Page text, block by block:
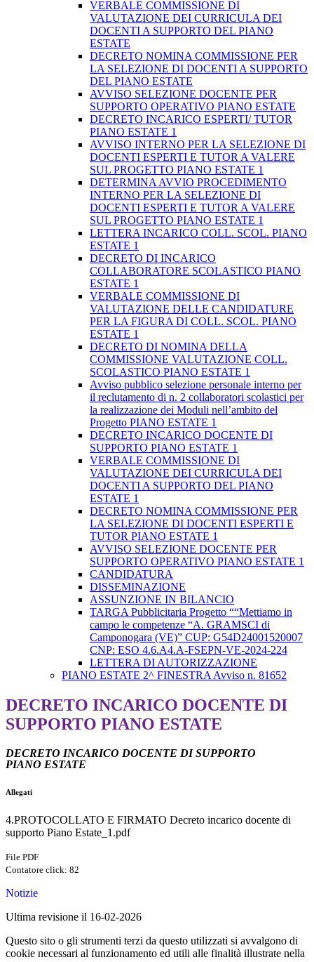
VERBALE COMMISSIONE DI
VALUTAZIONE DEI CURRICULA DEI
DOCENTI A SUPPORTO DEL PIANO
ESTATE
DECRETO NOMINA COMMISSIONE PER
LA SELEZIONE DI DOCENTI A SUPPORTO
DEL PIANO ESTATE
AVVISO SELEZIONE DOCENTE PER
SUPPORTO OPERATIVO PIANO ESTATE
DECRETO INCARICO ESPERTI/ TUTOR
PIANO ESTATE 1
AVVISO INTERNO PER LA SELEZIONE DI
DOCENTI ESPERTI E TUTOR A VALERE
SUL PROGETTO PIANO ESTATE 1
DETERMINA AVVIO PROCEDIMENTO
INTERNO PER LA SELEZIONE DI
DOCENTI ESPERTI E TUTOR A VALERE
SUL PROGETTO PIANO ESTATE 1
LETTERA INCARICO COLL. SCOL. PIANO
ESTATE 1
DECRETO DI INCARICO
COLLABORATORE SCOLASTICO PIANO
ESTATE 1
VERBALE COMMISSIONE DI
VALUTAZIONE DELLE CANDIDATURE
PER LA FIGURA DI COLL. SCOL. PIANO
ESTATE 1
DECRETO DI NOMINA DELLA
COMMISSIONE VALUTAZIONE COLL.
SCOLASTICO PIANO ESTATE 1
Avviso pubblico selezione personale interno per
il reclutamento di n. 2 collaboratori scolastici per
la realizzazione dei Moduli nell’ambito del
Progetto PIANO ESTATE 1
DECRETO INCARICO DOCENTE DI
SUPPORTO PIANO ESTATE 1
VERBALE COMMISSIONE DI
VALUTAZIONE DEI CURRICULA DEI
DOCENTI A SUPPORTO DEL PIANO
ESTATE 1
DECRETO NOMINA COMMISSIONE PER
LA SELEZIONE DI DOCENTI ESPERTI E
TUTOR PIANO ESTATE 1
AVVISO SELEZIONE DOCENTE PER
SUPPORTO OPERATIVO PIANO ESTATE 1
CANDIDATURA
DISSEMINAZIONE
ASSUNZIONE IN BILANCIO
TARGA Pubblicitaria Progetto ““Mettiamo in
campo le competenze “A. GRAMSCI di
Camponogara (VE)” CUP: G54D24001520007
CNP: ESO 4.6.A4.A-FSEPN-VE-2024-224
LETTERA DI AUTORIZZAZIONE
PIANO ESTATE 2^ FINESTRA Avviso n. 81652
DECRETO INCARICO DOCENTE DI
SUPPORTO PIANO ESTATE
DECRETO INCARICO DOCENTE DI SUPPORTO
PIANO ESTATE
Allegati
4.PROTOCOLLATO E FIRMATO Decreto incarico docente di
supporto Piano Estate_1.pdf
File PDF
Contatore click: 82
Notizie
Ultima revisione il 16-02-2026
Questo sito o gli strumenti terzi da questo utilizzati si avvalgono di
cookie necessari al funzionamento ed utili alle finalità illustrate nella